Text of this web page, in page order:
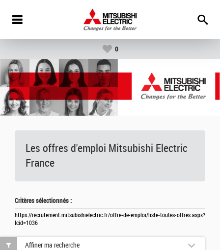
0
Les offres d'emploi Mitsubishi Electric
France
Critères sélectionnés :
https://recrutement.mitsubishielectric.fr/offre-de-emploi/liste-toutes-offres.aspx?
lcid=1036
Affiner ma recherche